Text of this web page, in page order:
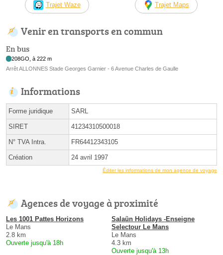
Trajet Waze Trajet Maps
Venir en transports en commun
En bus
208GO, à 222 m
Arrêt ALLONNES Stade Georges Garnier - 6 Avenue Charles de Gaulle
Informations
Forme juridique SARL
SIRET 41234310500018
N° TVA Intra. FR64412343105
Création 24 avril 1997
Éditer les informations de mon agence de voyage
Agences de voyage à proximité
Les 1001 Pattes Horizons
Le Mans
2.8 km
Ouverte jusqu'à 18h
Salaün Holidays -Enseigne
Selectour Le Mans
Le Mans
4.3 km
Ouverte jusqu'à 13h